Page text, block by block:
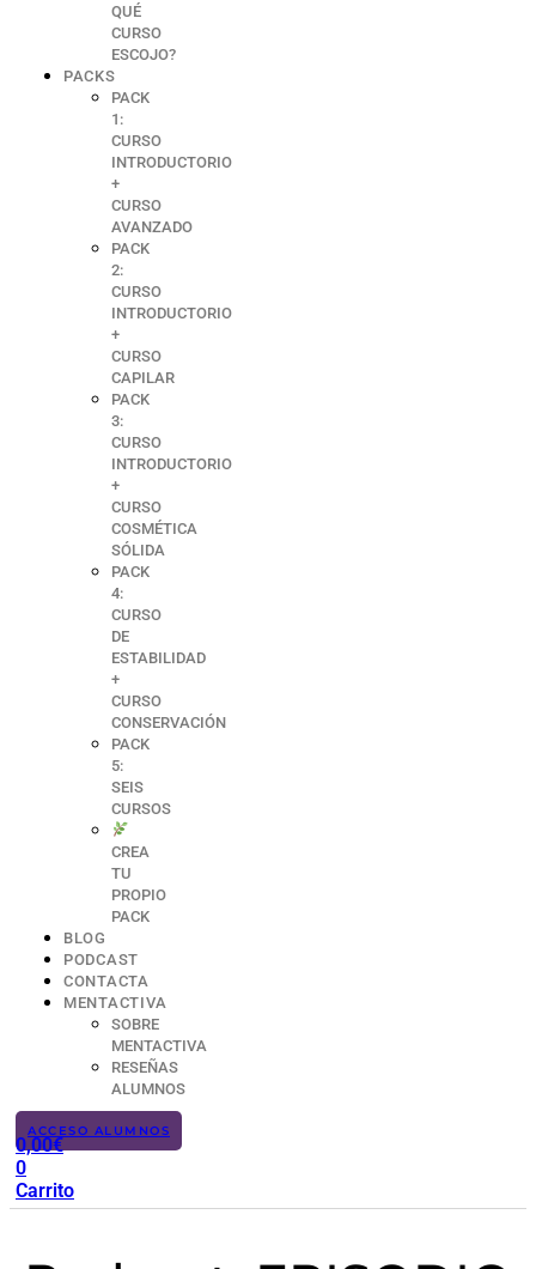
QUÉ
CURSO
ESCOJO?
PACKS
PACK
1:
CURSO
INTRODUCTORIO
+
CURSO
AVANZADO
PACK
2:
CURSO
INTRODUCTORIO
+
CURSO
CAPILAR
PACK
3:
CURSO
INTRODUCTORIO
+
CURSO
COSMÉTICA
SÓLIDA
PACK
4:
CURSO
DE
ESTABILIDAD
+
CURSO
CONSERVACIÓN
PACK
5:
SEIS
CURSOS
CREA
TU
PROPIO
PACK
BLOG
PODCAST
CONTACTA
MENTACTIVA
SOBRE
MENTACTIVA
RESEÑAS
ALUMNOS
ACCESO ALUMNOS
0,00€
0
Carrito